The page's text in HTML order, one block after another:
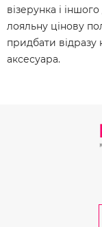
візерунка і
лояльну цінову
придбати відразу
аксесуара.